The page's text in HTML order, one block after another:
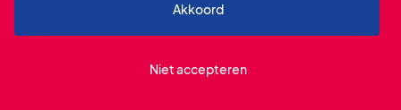
Akkoord
Niet accepteren